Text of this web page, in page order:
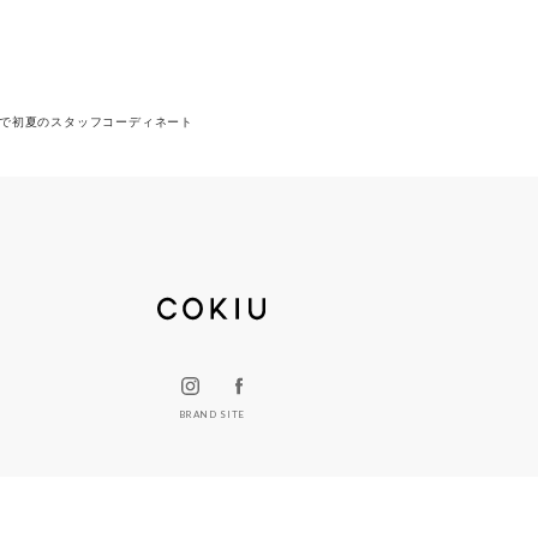
初夏のスタッフコーディネート
BRAND SITE